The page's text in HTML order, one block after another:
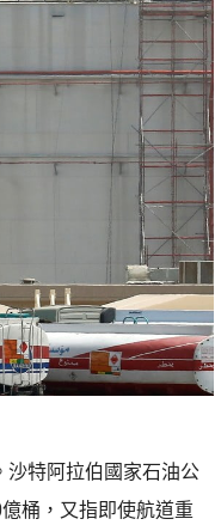
沙特阿拉伯國家石油公
桶，又指即使航道重